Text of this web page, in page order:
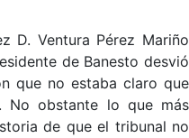
D. Ventura Pérez Mariño
de Banesto desvió
que no estaba claro que
No obstante lo que más
de que el tribunal no